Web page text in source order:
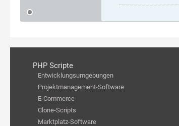
PHP Scripte
Entwicklungsumgebungen
Projektmanagement-Software
E-Commerce
Clone-Scripts
Marktplatz-Software